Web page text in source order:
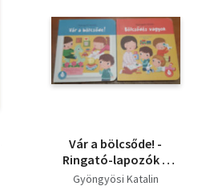
Vár a bölcsőde! -
Ringató-lapozók +
Bölcsődés vagyok -
Gyöngyösi Katalin